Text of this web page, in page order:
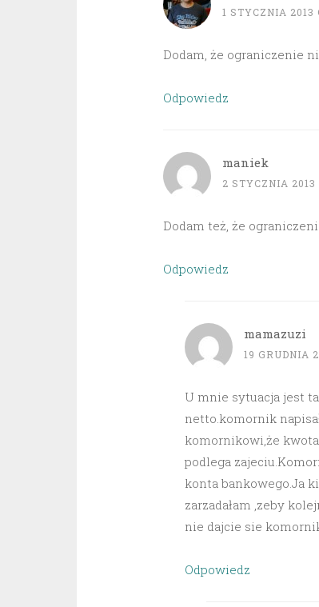
1 STYCZNIA 2013
Dodam, że ograniczenie
Odpowiedz
maniek
2 STYCZNIA 2013
Dodam też, że
Odpowiedz
mamazuzi
19 GRUDNIA
U mnie sytuacja jest
netto.komornik
komornikowi,że
podlega
konta bankowego.Ja
zarzadałam ,zeby
nie dajcie sie
Odpowiedz